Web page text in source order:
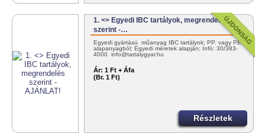
1. <> Egyedi IBC tartályok, megrendelés
szerint -…
Egyedi gyártású műanyag IBC tartályok; PP. vagy PE
alapanyagból; Egyedi méretek alapján; Infó: 30/383-
4000 info@tartalygyar.hu
Ár: 1 Ft + Áfa
(Br. 1 Ft)
Részletek